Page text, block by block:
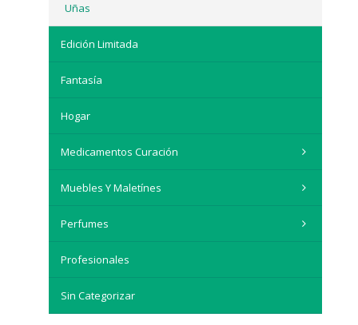
Uñas
Edición Limitada
Fantasía
Hogar
Medicamentos Curación
Muebles Y Maletínes
Perfumes
Profesionales
Sin Categorizar